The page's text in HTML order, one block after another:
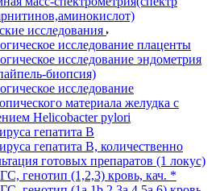
исследования
исследование плаценты
исследование эндометрия
биопсия)
исследование
материала желудка с
Helicobacter pylori
гепатита B
гепатита B, количественно
готовых препаратов (1 локус)
генотип (1,2,3) кровь, кач. *